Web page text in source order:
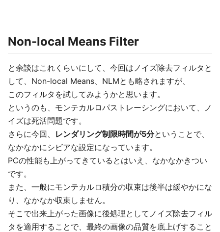
Non-local Means Filter
と余談はこれくらいにして、今回はノイズ除去フィルタと
して、Non-local Means、NLMとも略されますが、
このフィルタを試してみようかと思います。
というのも、モンテカルロパストレーシングにおいて、ノ
イズは死活問題です。
さらに今回、 レンダリング制限時間が5分ということで、
なかなかにシビアな設定になっています。
PCの性能も上がってきているとはいえ、なかなかきつい
です。
また、一般にモンテカルロ積分の収束は後半は緩やかにな
り、なかなか収束しません。
そこで出来上がった画像に後処理としてノイズ除去フィル
タを適用することで、最終の画像の品質を底上げすること